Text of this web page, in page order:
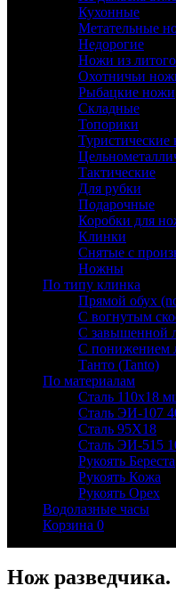
Кухонные
Метательные
Недорогие
Ножи из литого
Охотничьи
Рыбацкие ножи
Складные
Топорики
Туристические
Тактические
Для рубки
Подарочные
Коробки для
Клинки
Снятые с
Ножны
По типу клинка
Прямой обух
С вогнутым
С завышенной
С понижением
Танто (Tanto)
По материалам
Сталь 110х18
Сталь ЭИ-107
Сталь 95Х18
Сталь ЭИ-515
Рукоять Береста
Рукоять Кожа
Рукоять Орех
Водолазные часы
Корзина 0
Нож